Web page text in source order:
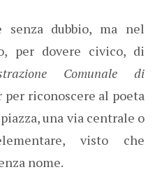
senza dubbio, ma nel
per dovere civico, di
Comunale di
per riconoscere al poeta
una via centrale o
visto che
nome.